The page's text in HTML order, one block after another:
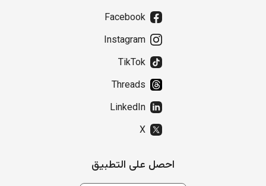
Facebook
Instagram
TikTok
Threads
LinkedIn
X
احصل على التطبيق